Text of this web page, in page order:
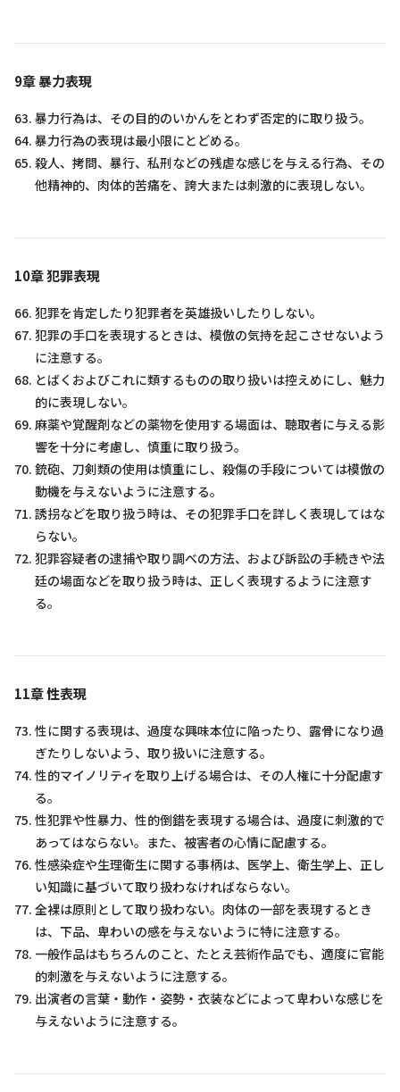
9章 暴力表現
暴力行為は、その目的のいかんをとわず否定的に取り扱う。
暴力行為の表現は最小限にとどめる。
殺人、拷問、暴行、私刑などの残虐な感じを与える行為、その
他精神的、肉体的苦痛を、誇大または刺激的に表現しない。
10章 犯罪表現
犯罪を肯定したり犯罪者を英雄扱いしたりしない。
犯罪の手口を表現するときは、模倣の気持を起こさせないよう
に注意する。
とばくおよびこれに類するものの取り扱いは控えめにし、魅力
的に表現しない。
麻薬や覚醒剤などの薬物を使用する場面は、聴取者に与える影
響を十分に考慮し、慎重に取り扱う。
銃砲、刀剣類の使用は慎重にし、殺傷の手段については模倣の
動機を与えないように注意する。
誘拐などを取り扱う時は、その犯罪手口を詳しく表現してはな
らない。
犯罪容疑者の逮捕や取り調べの方法、および訴訟の手続きや法
廷の場面などを取り扱う時は、正しく表現するように注意す
る。
11章 性表現
性に関する表現は、過度な興味本位に陥ったり、露骨になり過
ぎたりしないよう、取り扱いに注意する。
性的マイノリティを取り上げる場合は、その人権に十分配慮す
る。
性犯罪や性暴力、性的倒錯を表現する場合は、過度に刺激的で
あってはならない。また、被害者の心情に配慮する。
性感染症や生理衛生に関する事柄は、医学上、衛生学上、正し
い知識に基づいて取り扱わなければならない。
全裸は原則として取り扱わない。肉体の一部を表現するとき
は、下品、卑わいの感を与えないように特に注意する。
一般作品はもちろんのこと、たとえ芸術作品でも、適度に官能
的刺激を与えないように注意する。
出演者の言葉・動作・姿勢・衣装などによって卑わいな感じを
与えないように注意する。